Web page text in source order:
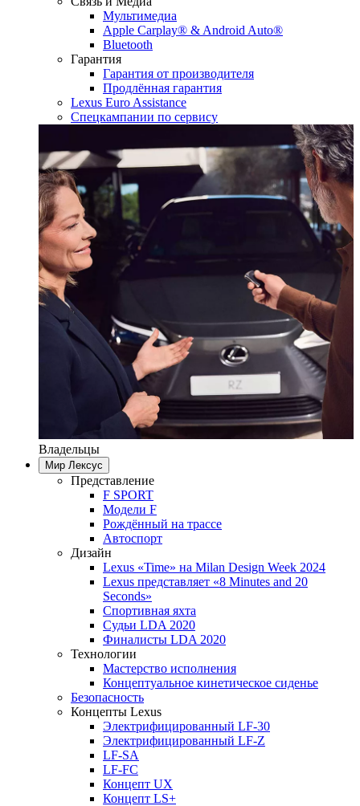
Мультимедиа
Apple Carplay® & Android Auto®
Bluetooth
Гарантия
Гарантия от производителя
Продлённая гарантия
Lexus Euro Assistance
Спецкампании по сервису
Владельцы
Мир Лексус
Представление
F SPORT
Модели F
Рождённый на трассе
Автоспорт
Дизайн
Lexus «Time» на Milan Design Week 2024
Lexus представляет «8 Minutes and 20
Seconds»
Спортивная яхта
Судьи LDA 2020
Финалисты LDA 2020
Технологии
Мастерство исполнения
Концептуальное кинетическое сиденье
Безопасность
Концепты Lexus
Электрифицированный LF-30
Электрифицированный LF-Z
LF-SA
LF-FC
Концепт UX
Концепт LS+